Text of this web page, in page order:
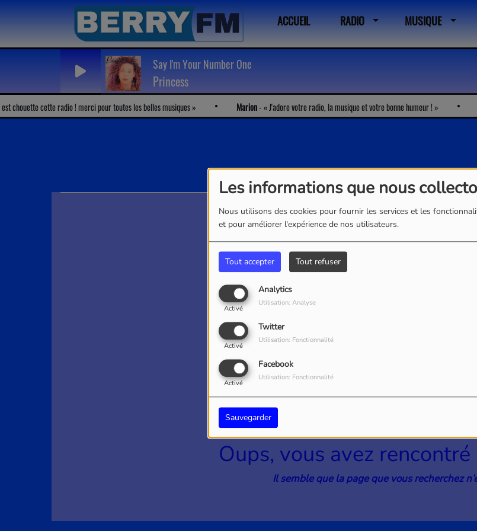
Les informations que nous
Nous utilisons des cookies pour fournir les services et les
et pour améliorer l'expérience de nos utilisateurs.
Tout accepter Tout refuser
Analytics
Activé
Utilisation: Analyse
Twitter
Activé
Utilisation: Fonctionnalité
Facebook
Activé
Utilisation: Fonctionnalité
Sauvegarder
ACCUEIL RADIO MUSIQUE
Say I'm Your Number One
Princess
cette radio ! merci pour toutes les belles musiques Marion- J'adore votre radio, la musique et votre bonne humeur !
404
Oups, vous avez rencontré
Il semble que la page que vous recherchez